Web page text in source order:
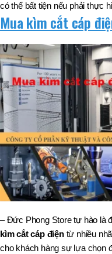
có thể bất tiện nếu phải thực
Mua kìm cắt cáp
– Đức Phong Store tự hào là
kìm cắt cáp điệntừ nhiều
cho khách hàng sự lựa chọn